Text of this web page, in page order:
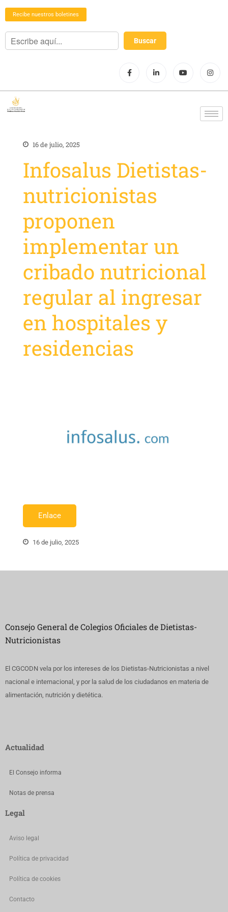
Recibe nuestros boletines
16 de julio, 2025
Infosalus Dietistas-
nutricionistas
proponen
implementar un
cribado nutricional
regular al ingresar
en hospitales y
residencias
Enlace
16 de julio, 2025
Consejo General de Colegios Oficiales de Dietistas-
Nutricionistas
El CGCODN vela por los intereses de los Dietistas-Nutricionistas a nivel
nacional e internacional, y por la salud de los ciudadanos en materia de
alimentación, nutrición y dietética.
Actualidad
El Consejo informa
Notas de prensa
Legal
Aviso legal
Política de privacidad
Política de cookies
Contacto